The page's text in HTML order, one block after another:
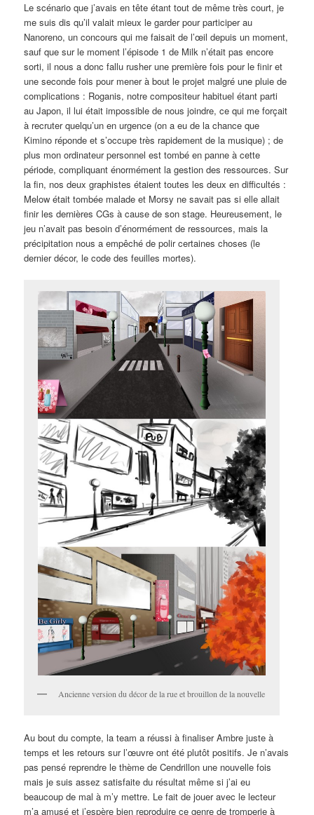
Le scénario que j’avais en tête étant tout de même très court, je
me suis dis qu’il valait mieux le garder pour participer au
Nanoreno, un concours qui me faisait de l’œil depuis un moment,
sauf que sur le moment l’épisode 1 de Milk n’était pas encore
sorti, il nous a donc fallu rusher une première fois pour le finir et
une seconde fois pour mener à bout le projet malgré une pluie de
complications : Roganis, notre compositeur habituel étant parti
au Japon, il lui était impossible de nous joindre, ce qui me forçait
à recruter quelqu’un en urgence (on a eu de la chance que
Kimino réponde et s’occupe très rapidement de la musique) ; de
plus mon ordinateur personnel est tombé en panne à cette
période, compliquant énormément la gestion des ressources. Sur
la fin, nos deux graphistes étaient toutes les deux en difficultés :
Melow était tombée malade et Morsy ne savait pas si elle allait
finir les dernières CGs à cause de son stage. Heureusement, le
jeu n’avait pas besoin d’énormément de ressources, mais la
précipitation nous a empêché de polir certaines choses (le
dernier décor, le code des feuilles mortes).
Ancienne version du décor de la rue et brouillon de la nouvelle
Au bout du compte, la team a réussi à finaliser Ambre juste à
temps et les retours sur l’œuvre ont été plutôt positifs. Je n’avais
pas pensé reprendre le thème de Cendrillon une nouvelle fois
mais je suis assez satisfaite du résultat même si j’ai eu
beaucoup de mal à m’y mettre. Le fait de jouer avec le lecteur
m’a amusé et j’espère bien reproduire ce genre de tromperie à